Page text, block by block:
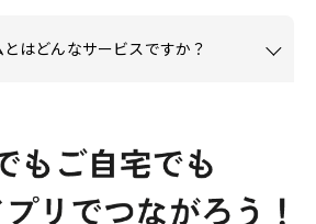
はどんなサービスですか？